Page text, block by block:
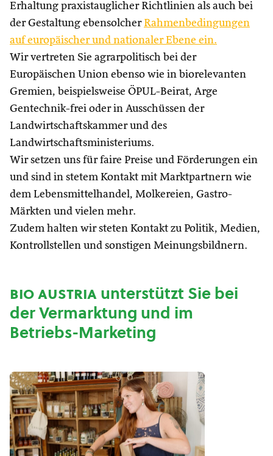
Erhaltung praxistauglicher Richtlinien als auch bei
der Gestaltung ebensolcher Rahmenbedingungen
auf europäischer und nationaler Ebene ein.
Wir vertreten Sie agrarpolitisch bei der
Europäischen Union ebenso wie in biorelevanten
Gremien, beispielsweise ÖPUL-Beirat, Arge
Gentechnik-frei oder in Ausschüssen der
Landwirtschaftskammer und des
Landwirtschaftsministeriums.
Wir setzen uns für faire Preise und Förderungen ein
und sind in stetem Kontakt mit Marktpartnern wie
dem Lebensmittelhandel, Molkereien, Gastro-
Märkten und vielen mehr.
Zudem halten wir steten Kontakt zu Politik, Medien,
Kontrollstellen und sonstigen Meinungsbildnern.
bio austriaunterstützt Sie bei
der Vermarktung und im
Betriebs-Marketing